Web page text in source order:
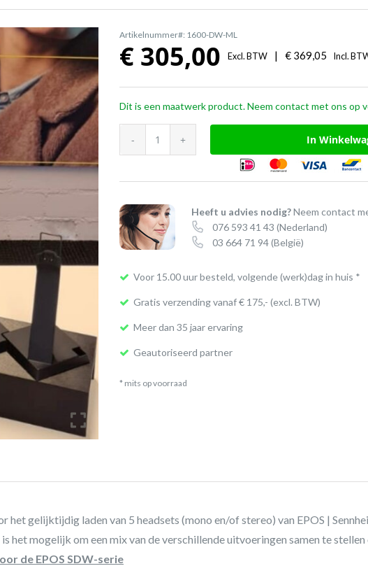
Artikelnummer#: 1600-DW-ML
€ 305,00 Excl. BTW | € 369,05 Incl.
Dit is een maatwerk product. Neem contact met ons op
Multilader
voor
DW-
serie
aantal
In
Heeft u advies nodig?Neem contact
076 593 41 43 (Nederland)
03 664 71 94(België)
Voor 15.00 uur besteld, volgende (werk)dag in huis *
Gratis verzending vanaf € 175,- (excl. BTW)
Meer dan 35 jaar ervaring
Geautoriseerd partner
* mits op voorraad
het gelijktijdig laden van 5 headsets (mono en/of stereo) van EPOS |
het mogelijk om een mix van de verschillende uitvoeringen samen te
de EPOS SDW-serie